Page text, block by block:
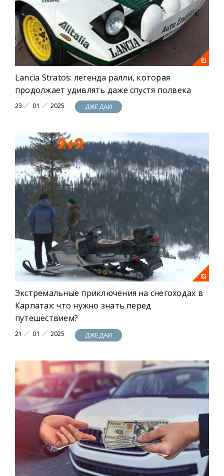
Lancia Stratos: легенда ралли, которая
продолжает удивлять даже спустя полвека
23 01 2025 ДЖЕДАИ
Экстремальные приключения на снегоходах в
Карпатах: что нужно знать перед
путешествием?
21 01 2025 ДЖЕДАИ